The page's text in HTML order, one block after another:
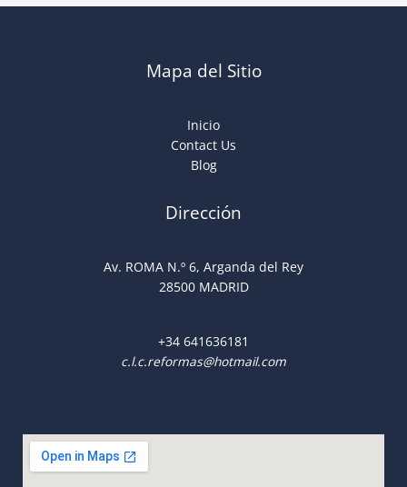
Mapa del Sitio
Inicio
Contact Us
Blog
Dirección
Av. ROMA N.º 6, Arganda del Rey
28500 MADRID
+34 641636181
c.l.c.reformas@hotmail.com